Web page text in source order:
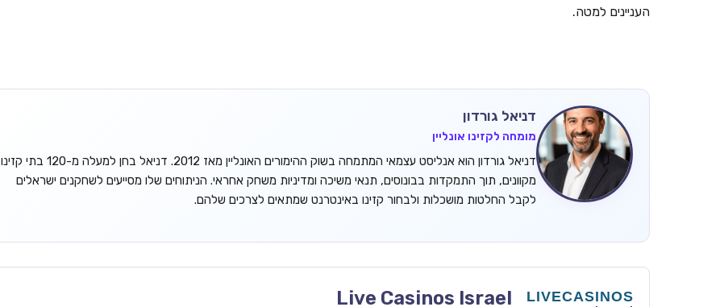
העניינים למטה.
דניאל גורדון
מומחה לקזינו אונליין
דניאל גורדון הוא אנליסט עצמאי המתמחה בשוק ההימורים האונליין מאז 2012. דניאל בחן למעלה מ-120 בתי קזינו
מקוונים, תוך התמקדות בבונוסים, תנאי משיכה ומדיניות משחק אחראי. הניתוחים שלו מסייעים לשחקנים ישראלים
לקבל החלטות מושכלות ולבחור קזינו באינטרנט שמתאים לצרכים שלהם.
Live Casinos Israel